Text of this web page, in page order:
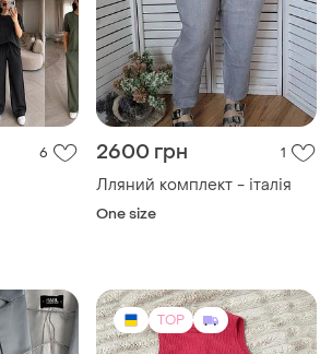
6 2600 грн 1
Лляний комплект - італія
One size
TOP